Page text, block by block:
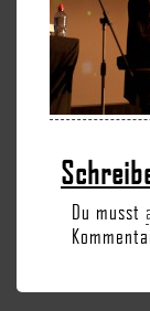
Du musst